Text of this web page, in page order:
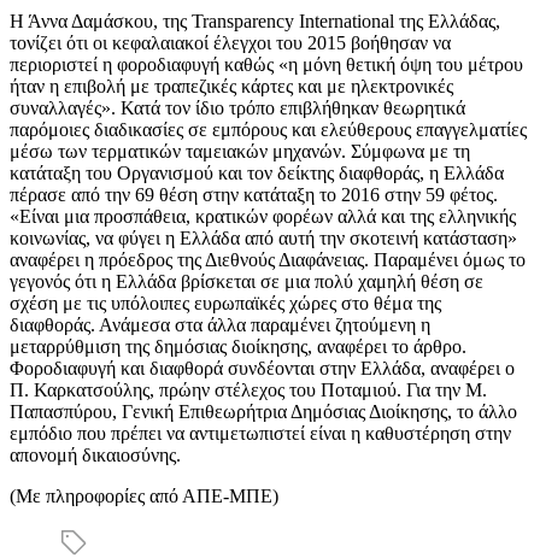
Η Άννα Δαμάσκου, της Transparency International της Ελλάδας,
τονίζει ότι οι κεφαλαιακοί έλεγχοι του 2015 βοήθησαν να
περιοριστεί η φοροδιαφυγή καθώς «η μόνη θετική όψη του μέτρου
ήταν η επιβολή με τραπεζικές κάρτες και με ηλεκτρονικές
συναλλαγές». Κατά τον ίδιο τρόπο επιβλήθηκαν θεωρητικά
παρόμοιες διαδικασίες σε εμπόρους και ελεύθερους επαγγελματίες
μέσω των τερματικών ταμειακών μηχανών. Σύμφωνα με τη
κατάταξη του Οργανισμού και τον δείκτης διαφθοράς, η Ελλάδα
πέρασε από την 69 θέση στην κατάταξη το 2016 στην 59 φέτος.
«Είναι μια προσπάθεια, κρατικών φορέων αλλά και της ελληνικής
κοινωνίας, να φύγει η Ελλάδα από αυτή την σκοτεινή κατάσταση»
αναφέρει η πρόεδρος της Διεθνούς Διαφάνειας. Παραμένει όμως το
γεγονός ότι η Ελλάδα βρίσκεται σε μια πολύ χαμηλή θέση σε
σχέση με τις υπόλοιπες ευρωπαϊκές χώρες στο θέμα της
διαφθοράς. Ανάμεσα στα άλλα παραμένει ζητούμενη η
μεταρρύθμιση της δημόσιας διοίκησης, αναφέρει το άρθρο.
Φοροδιαφυγή και διαφθορά συνδέονται στην Ελλάδα, αναφέρει ο
Π. Καρκατσούλης, πρώην στέλεχος του Ποταμιού. Για την Μ.
Παπασπύρου, Γενική Επιθεωρήτρια Δημόσιας Διοίκησης, το άλλο
εμπόδιο που πρέπει να αντιμετωπιστεί είναι η καθυστέρηση στην
απονομή δικαιοσύνης.
(Με πληροφορίες από ΑΠΕ-ΜΠΕ)